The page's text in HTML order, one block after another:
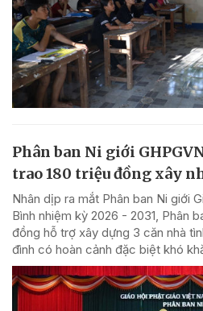
Phân ban Ni giới
trao 180 triệu đồng xây
Nhân dịp ra mắt Phân ban Ni giới
Bình nhiệm kỳ 2026 - 2031, Phân
đồng hỗ trợ xây dựng 3 căn nhà
đình có hoàn cảnh đặc biệt khó